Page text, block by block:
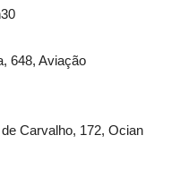
648, Aviação
Carvalho, 172, Ocian